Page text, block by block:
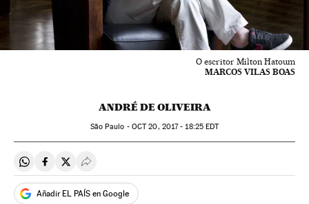
O escritor Milton Hatoum
MARCOS VILAS BOAS
ANDRÉ DE OLIVEIRA
São Paulo - OCT20, 2017 - 18:25EDT
Compartir en Whatsapp
Compartir en Facebook
Compartir en Twitter
Desplegar Redes Sociales
Añadir EL PAÍS en Google